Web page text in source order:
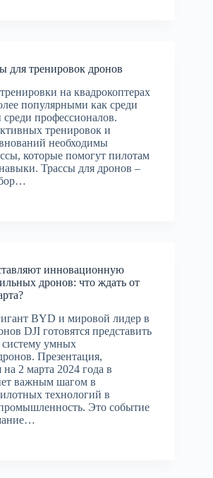
для тренировок дронов
на квадрокоптерах
популярными как среди
профессионалов.
тренировок и
необходимы
которые помогут пилотам
Трассы для дронов –
инновационную
дронов: что ждать от
BYD и мировой лидер в
DJI готовятся представить
умных
Презентация,
2 марта 2024 года в
важным шагом в
технологий в
Это событие